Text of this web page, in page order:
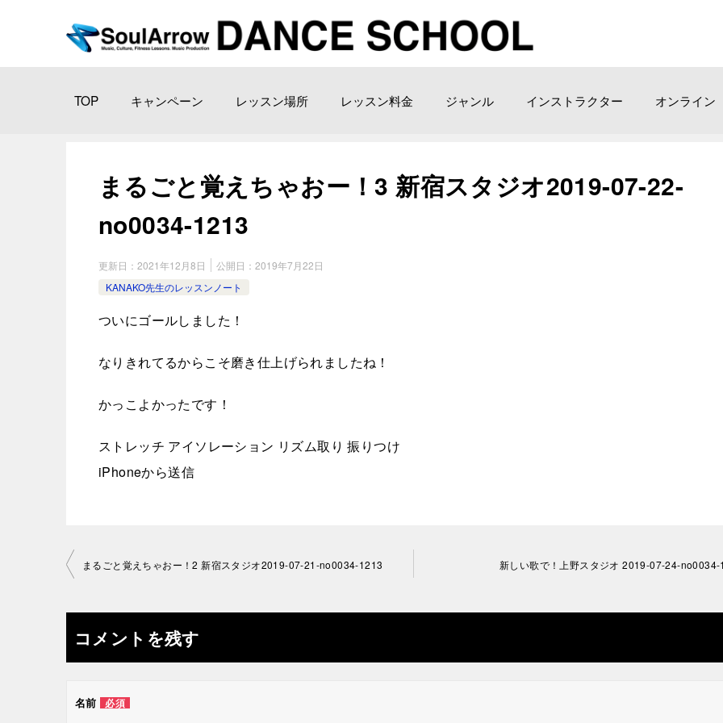
TOP キャンペーン レッスン場所 レッスン料金 ジャンル インストラクター オンライン
まるごと覚えちゃおー！3 新宿スタジオ2019-07-22-
no0034-1213
更新日： 2021年12月8日 公開日： 2019年7月22日
KANAKO先生のレッスンノート
ついにゴールしました！
なりきれてるからこそ磨き仕上げられましたね！
かっこよかったです！
ストレッチ アイソレーション リズム取り 振りつけ
iPhoneから送信
投
ナ
ビ
ゲ
まるごと覚えちゃおー！2 新宿スタジオ2019-07-21-no0034-1213 新しい歌で！上野スタジオ 2019-07-24-
コメントを残す
名前 必須